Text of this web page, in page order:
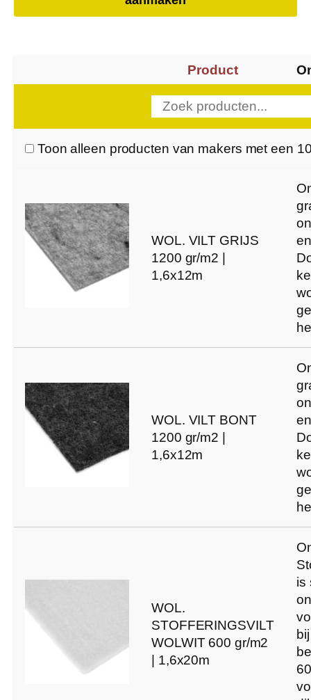
Product
Toon alleen producten van makers met een
WOL. VILT GRIJS
1200 gr/m2 |
1,6x12m
WOL. VILT BONT
1200 gr/m2 |
1,6x12m
WOL.
STOFFERINGSVILT
WOLWIT 600 gr/m2
| 1,6x20m
is